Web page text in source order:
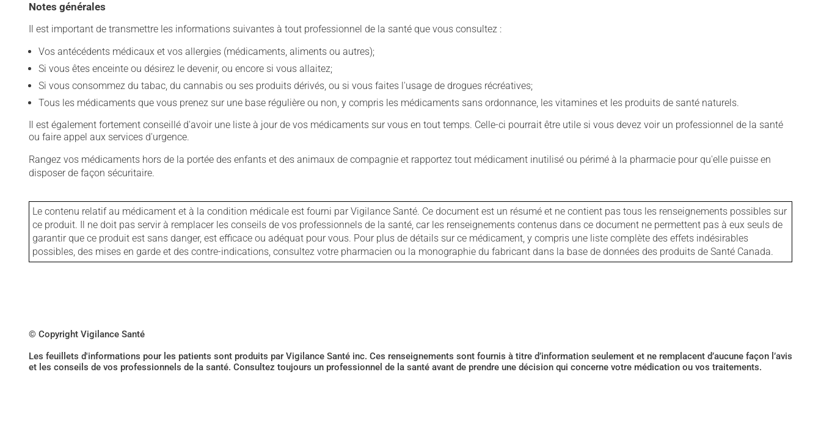
Notes générales
Il est important de transmettre les informations suivantes à tout professionnel de la santé que vous consultez :
Vos antécédents médicaux et vos allergies (médicaments, aliments ou autres);
Si vous êtes enceinte ou désirez le devenir, ou encore si vous allaitez;
Si vous consommez du tabac, du cannabis ou ses produits dérivés, ou si vous faites l'usage de drogues récréatives;
Tous les médicaments que vous prenez sur une base régulière ou non, y compris les médicaments sans ordonnance, les vitamines et les produits de santé naturels.
Il est également fortement conseillé d'avoir une liste à jour de vos médicaments sur vous en tout temps. Celle-ci pourrait être utile si vous devez voir un professionnel de la santé
ou faire appel aux services d'urgence.
Rangez vos médicaments hors de la portée des enfants et des animaux de compagnie et rapportez tout médicament inutilisé ou périmé à la pharmacie pour qu'elle puisse en
disposer de façon sécuritaire.
Le contenu relatif au médicament et à la condition médicale est fourni par Vigilance Santé. Ce document est un résumé et ne contient pas tous les renseignements possibles sur
ce produit. Il ne doit pas servir à remplacer les conseils de vos professionnels de la santé, car les renseignements contenus dans ce document ne permettent pas à eux seuls de
garantir que ce produit est sans danger, est efficace ou adéquat pour vous. Pour plus de détails sur ce médicament, y compris une liste complète des effets indésirables
possibles, des mises en garde et des contre-indications, consultez votre pharmacien ou la monographie du fabricant dans la base de données des produits de Santé Canada.
© Copyright Vigilance Santé
Les feuillets d'informations pour les patients sont produits par Vigilance Santé inc. Ces renseignements sont fournis à titre d’information seulement et ne remplacent d’aucune façon l’avis
et les conseils de vos professionnels de la santé. Consultez toujours un professionnel de la santé avant de prendre une décision qui concerne votre médication ou vos traitements.